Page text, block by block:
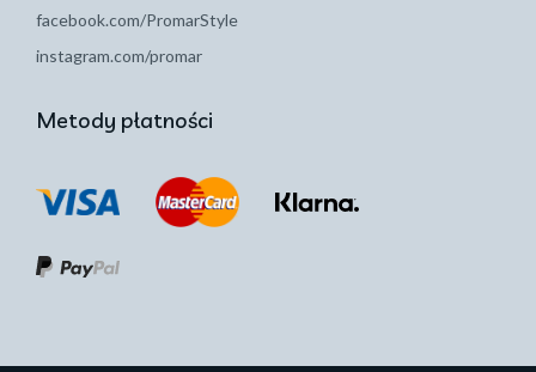
facebook.com/PromarStyle
instagram.com/promar
Metody płatności